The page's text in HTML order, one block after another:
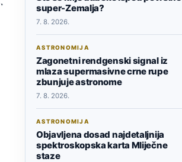
super-Zemalja?
7. 8. 2026.
ASTRONOMIJA
Zagonetni rendgenski signal iz
mlaza supermasivne crne rupe
zbunjuje astronome
7. 8. 2026.
ASTRONOMIJA
Objavljena dosad najdetaljnija
spektroskopska karta Mliječne
staze